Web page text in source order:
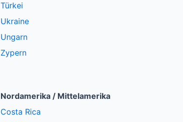
Türkei
Ukraine
Ungarn
Zypern
Nordamerika / Mittelamerika
Costa Rica